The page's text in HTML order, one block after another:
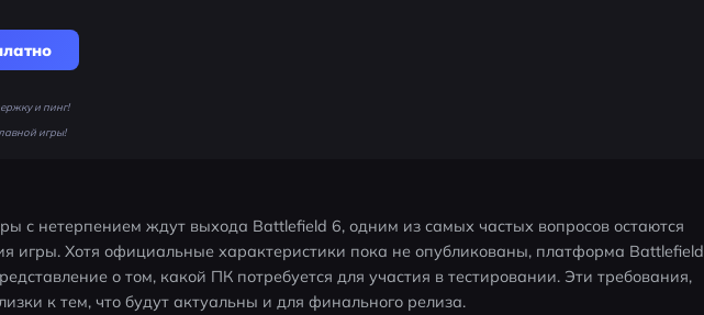
и пинг!
игры!
с нетерпением ждут выхода Battlefield 6, одним из самых частых вопросов остаются
игры. Хотя официальные характеристики пока не опубликованы, платформа Battlefield
о том, какой ПК потребуется для участия в тестировании. Эти требования,
к тем, что будут актуальны и для финального релиза.